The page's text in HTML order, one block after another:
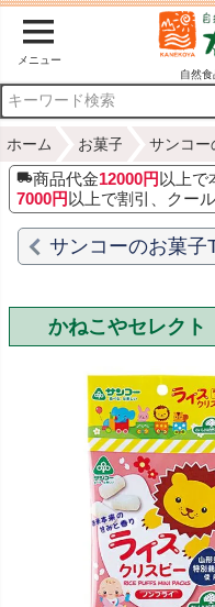
メニュー
自然
ホーム お菓子 サンコー
商品代金12000円 以上で
7000円 以上で割引、クー
サンコーのお菓子
かねこやセレク